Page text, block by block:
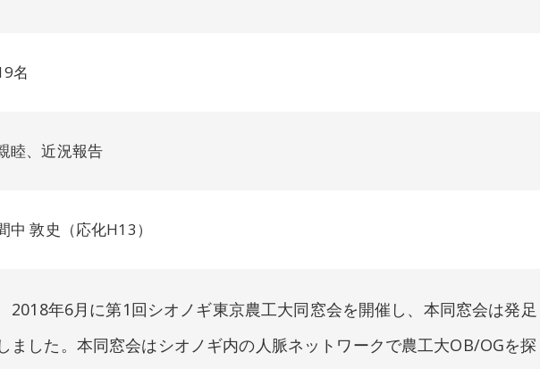
名
睦、近況報告
中 敦史（応化H13）
2018年6月に第1回シオノギ東京農工大同窓会を開催し、本同窓会は発足
しました。本同窓会はシオノギ内の人脈ネットワークで農工大OB/OGを探